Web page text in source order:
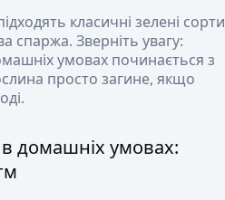
класичні зелені сорти
спаржа. Зверніть увагу:
умовах починається з
просто загине, якщо
домашніх умовах: